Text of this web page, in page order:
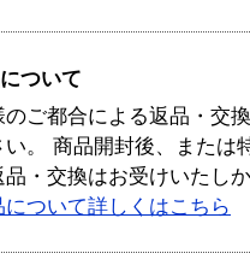
ついて
のご都合による返品・交
い。 商品開封後、または
品・交換はお受けいたし
について詳しくはこちら